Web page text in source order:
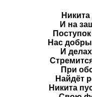
Никита
И на
Нас
И
При
Найдёт
Никита